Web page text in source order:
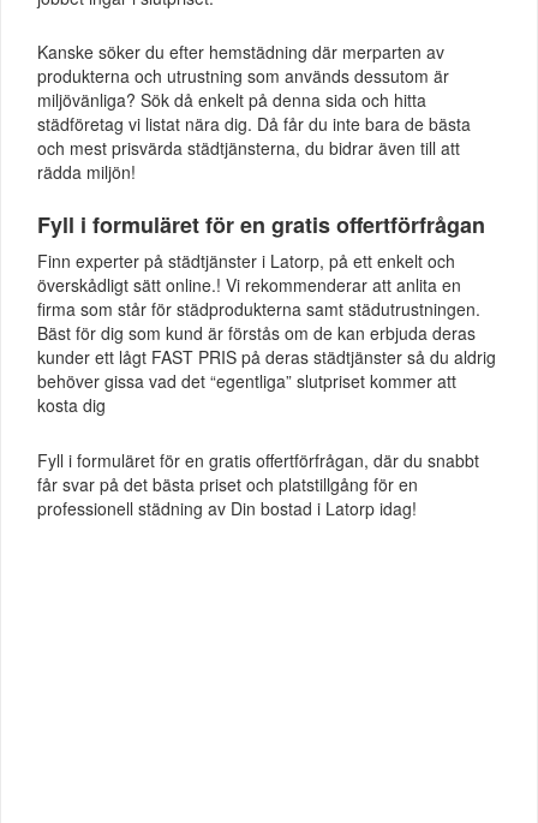
Kanske söker du efter hemstädning där merparten av
produkterna och utrustning som används dessutom är
miljövänliga? Sök då enkelt på denna sida och hitta
städföretag vi listat nära dig. Då får du inte bara de bästa
och mest prisvärda städtjänsterna, du bidrar även till att
rädda miljön!
Fyll i formuläret för en gratis offertförfrågan
Finn experter på städtjänster i Latorp, på ett enkelt och
överskådligt sätt online.! Vi rekommenderar att anlita en
firma som står för städprodukterna samt städutrustningen.
Bäst för dig som kund är förstås om de kan erbjuda deras
kunder ett lågt FAST PRIS på deras städtjänster så du aldrig
behöver gissa vad det “egentliga” slutpriset kommer att
kosta dig
Fyll i formuläret för en gratis offertförfrågan, där du snabbt
får svar på det bästa priset och platstillgång för en
professionell städning av Din bostad i Latorp idag!